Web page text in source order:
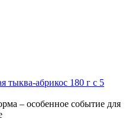
тыква-абрикос 180 г с 5
– особенное событие для